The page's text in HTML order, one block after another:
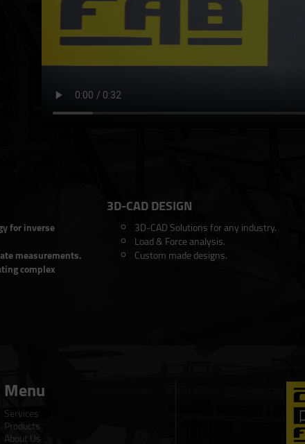
for inverse
measurements.
complex
3D-CAD DESIGN
3D-CAD Solutions for any industry.
Load & Force analysis.
Custom made designs.
Menu
Services
Products
About Us